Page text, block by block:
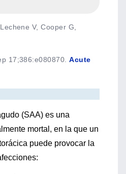
V, Cooper G,
17;386:e080870. Acute
(SAA) es una
mortal, en la que un
puede provocar la